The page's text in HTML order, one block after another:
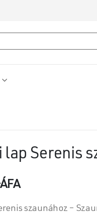
Serenis
szaunához –